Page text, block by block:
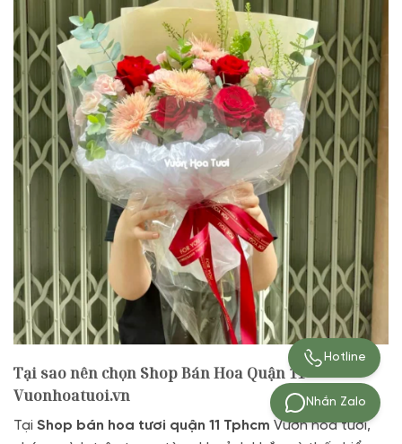
Tại sao nên chọn Shop Bán Hoa Quận 11
Vuonhoatuoi.vn
Tại Shop bán hoa tươi quận 11 Tphcm Vườn hoa tươi,
Nhắn Zalo
Hotline